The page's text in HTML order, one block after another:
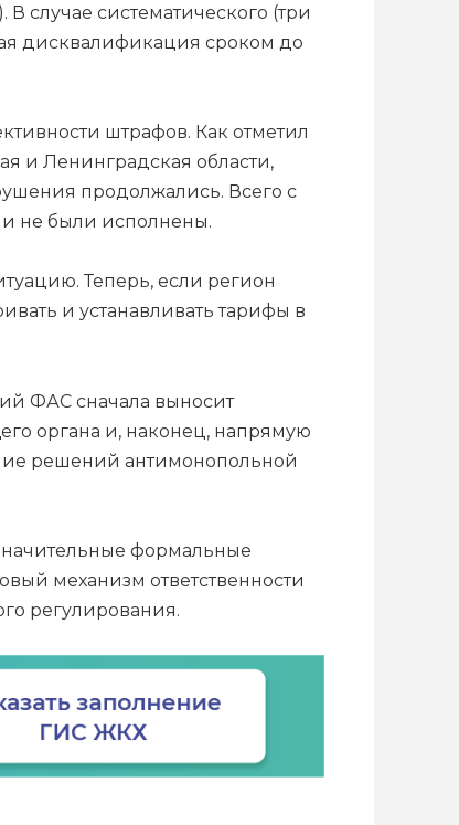
систематического (три
дисквалификация сроком до
штрафов. Как отметил
и Ленинградская области,
продолжались. Всего с
и не были исполнены.
Теперь, если регион
и устанавливать тарифы в
ФАС сначала выносит
органа и, наконец, напрямую
решений антимонопольной
формальные
механизм ответственности
регулирования.